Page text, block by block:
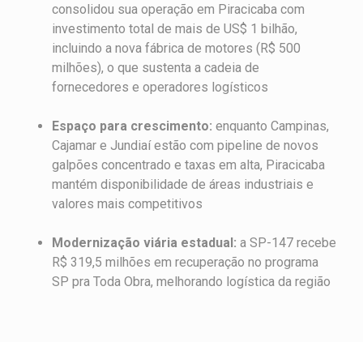
consolidou sua operação em Piracicaba com
investimento total de mais de US$ 1 bilhão,
incluindo a nova fábrica de motores (R$ 500
milhões), o que sustenta a cadeia de
fornecedores e operadores logísticos
Espaço para crescimento: enquanto Campinas,
Cajamar e Jundiaí estão com pipeline de novos
galpões concentrado e taxas em alta, Piracicaba
mantém disponibilidade de áreas industriais e
valores mais competitivos
Modernização viária estadual: a SP-147 recebe
R$ 319,5 milhões em recuperação no programa
SP pra Toda Obra, melhorando logística da região